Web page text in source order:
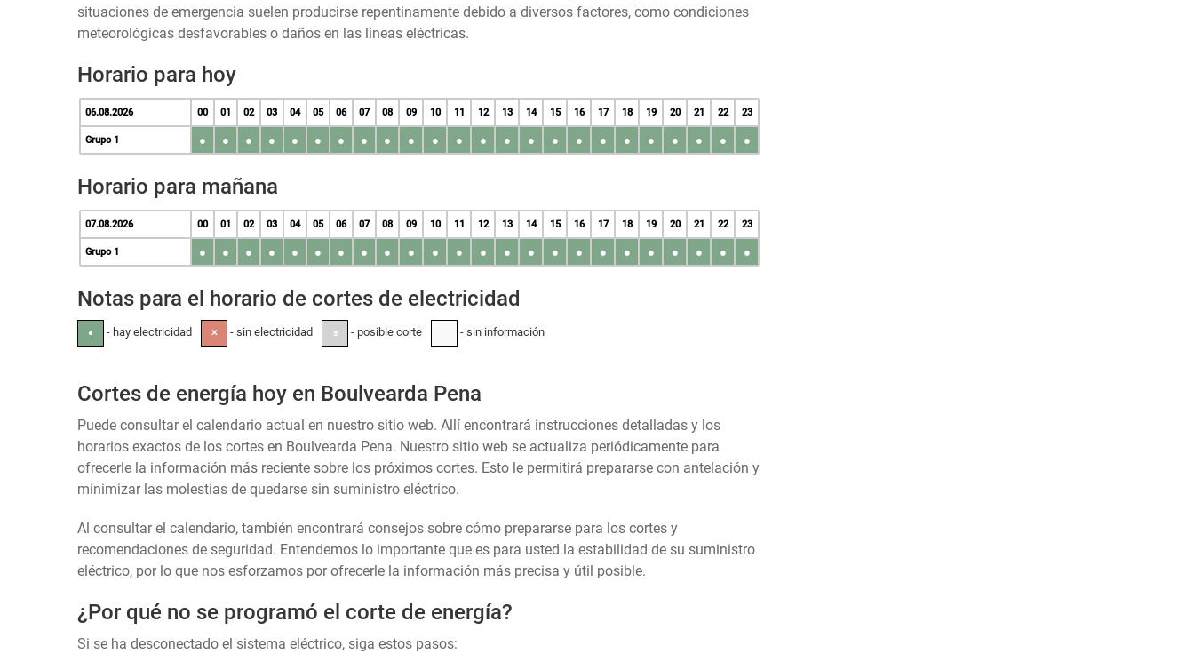
situaciones de emergencia suelen producirse repentinamente debido a diversos factores, como condiciones
meteorológicas desfavorables o daños en las líneas eléctricas.
Horario para hoy
06.08.2026 00 01 02 03 04 05 06 07 08 09 10 11 12 13 14 15 16 17 18 19 20 21 22 23
Grupo 1 ● ● ● ● ● ● ● ● ● ● ● ● ● ● ● ● ● ● ● ● ● ● ● ●
Horario para mañana
07.08.2026 00 01 02 03 04 05 06 07 08 09 10 11 12 13 14 15 16 17 18 19 20 21 22 23
Grupo 1 ● ● ● ● ● ● ● ● ● ● ● ● ● ● ● ● ● ● ● ● ● ● ● ●
Notas para el horario de cortes de electricidad
● - hay electricidad ✕ - sin electricidad ± - posible corte - sin información
Cortes de energía hoy en Boulvearda Pena
Puede consultar el calendario actual en nuestro sitio web. Allí encontrará instrucciones detalladas y los
horarios exactos de los cortes en Boulvearda Pena. Nuestro sitio web se actualiza periódicamente para
ofrecerle la información más reciente sobre los próximos cortes. Esto le permitirá prepararse con antelación y
minimizar las molestias de quedarse sin suministro eléctrico.
Al consultar el calendario, también encontrará consejos sobre cómo prepararse para los cortes y
recomendaciones de seguridad. Entendemos lo importante que es para usted la estabilidad de su suministro
eléctrico, por lo que nos esforzamos por ofrecerle la información más precisa y útil posible.
¿Por qué no se programó el corte de energía?
Si se ha desconectado el sistema eléctrico, siga estos pasos: